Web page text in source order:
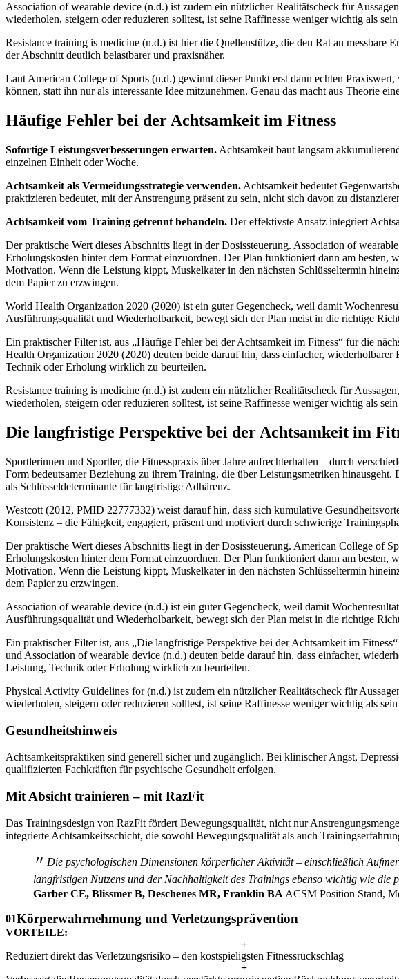
Association of wearable device (n.d.) ist zudem ein nützlicher Realitätscheck für
wiederholen, steigern oder reduzieren solltest, ist seine Raffinesse weniger wichtig als
Resistance training is medicine (n.d.) ist hier die Quellenstütze, die den Rat an
der Abschnitt deutlich belastbarer und praxisnäher.
Laut American College of Sports (n.d.) gewinnt dieser Punkt erst dann echten
können, statt ihn nur als interessante Idee mitzunehmen. Genau das macht aus Theorie
Häufige Fehler bei der Achtsamkeit im Fitness
Sofortige Leistungsverbesserungen erwarten. Achtsamkeit baut langsam
einzelnen Einheit oder Woche.
Achtsamkeit als Vermeidungsstrategie verwenden. Achtsamkeit bedeutet
praktizieren bedeutet, mit der Anstrengung präsent zu sein, nicht sich davon zu
Achtsamkeit vom Training getrennt behandeln. Der effektivste Ansatz integriert
Der praktische Wert dieses Abschnitts liegt in der Dosissteuerung. Association of
Erholungskosten hinter dem Format einzuordnen. Der Plan funktioniert dann am
Motivation. Wenn die Leistung kippt, Muskelkater in den nächsten Schlüsseltermin
dem Papier zu erzwingen.
World Health Organization 2020 (2020) ist ein guter Gegencheck, weil damit
Ausführungsqualität und Wiederholbarkeit, bewegt sich der Plan meist in die richtige
Ein praktischer Filter ist, aus „Häufige Fehler bei der Achtsamkeit im Fitness“ für die
Health Organization 2020 (2020) deuten beide darauf hin, dass einfacher,
Technik oder Erholung wirklich zu beurteilen.
Resistance training is medicine (n.d.) ist zudem ein nützlicher Realitätscheck für
wiederholen, steigern oder reduzieren solltest, ist seine Raffinesse weniger wichtig als
Die langfristige Perspektive bei der Achtsamkeit im
Sportlerinnen und Sportler, die Fitnesspraxis über Jahre aufrechterhalten – durch
Form bedeutsamer Beziehung zu ihrem Training, die über Leistungsmetriken
als Schlüsseldeterminante für langfristige Adhärenz.
Westcott (2012, PMID 22777332) weist darauf hin, dass sich kumulative
Konsistenz – die Fähigkeit, engagiert, präsent und motiviert durch schwierige
Der praktische Wert dieses Abschnitts liegt in der Dosissteuerung. American College of
Erholungskosten hinter dem Format einzuordnen. Der Plan funktioniert dann am
Motivation. Wenn die Leistung kippt, Muskelkater in den nächsten Schlüsseltermin
dem Papier zu erzwingen.
Association of wearable device (n.d.) ist ein guter Gegencheck, weil damit
Ausführungsqualität und Wiederholbarkeit, bewegt sich der Plan meist in die richtige
Ein praktischer Filter ist, aus „Die langfristige Perspektive bei der Achtsamkeit im
und Association of wearable device (n.d.) deuten beide darauf hin, dass einfacher,
Leistung, Technik oder Erholung wirklich zu beurteilen.
Physical Activity Guidelines for (n.d.) ist zudem ein nützlicher Realitätscheck für
wiederholen, steigern oder reduzieren solltest, ist seine Raffinesse weniger wichtig als
Gesundheitshinweis
Achtsamkeitspraktiken sind generell sicher und zugänglich. Bei klinischer Angst,
qualifizierten Fachkräften für psychische Gesundheit erfolgen.
Mit Absicht trainieren – mit RazFit
Das Trainingsdesign von RazFit fördert Bewegungsqualität, nicht nur
integrierte Achtsamkeitsschicht, die sowohl Bewegungsqualität als auch
" Die psychologischen Dimensionen körperlicher Aktivität – einschließlich
langfristigen Nutzens und der Nachhaltigkeit des Trainings ebenso wichtig wie die
Garber CE, Blissmer B, Deschenes MR, Franklin BA ACSM Position Stand,
01Körperwahrnehmung und Verletzungsprävention
VORTEILE:
+
Reduziert direkt das Verletzungsrisiko – den kostspieligsten Fitnessrückschlag
+